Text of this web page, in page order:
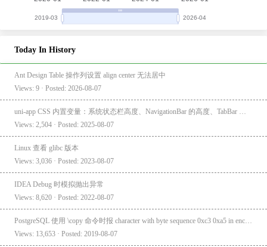
Today In History
Ant Design Table 操作列设置 align center 无法居中
Views: 9 · Posted: 2026-08-07
Views: 2,504 · Posted: 2025-08-07
Linux 查看 glibc 版本
Views: 3,036 · Posted: 2023-08-07
IDEA Debug 时模拟抛出异常
Views: 8,620 · Posted: 2022-08-07
Views: 13,653 · Posted: 2019-08-07